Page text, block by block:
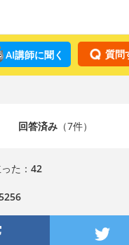
質問
AI講師に聞く
回答済み（7件）
た： 42